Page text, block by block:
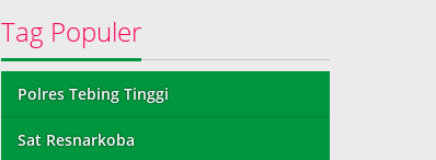
Tag Populer
Polres Tebing Tinggi
Sat Resnarkoba